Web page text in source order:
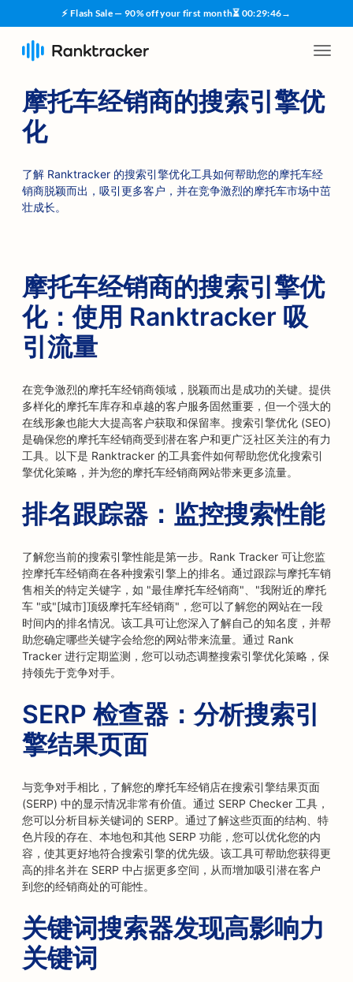
⚡ Flash Sale — 90% off your first month⏳ 00:29:45→
摩托车经销商的搜索引擎优
化
了解 Ranktracker 的搜索引擎优化工具如何帮助您的摩托车经
销商脱颖而出，吸引更多客户，并在竞争激烈的摩托车市场中茁
壮成长。
摩托车经销商的搜索引擎优
化：使用 Ranktracker 吸
引流量
在竞争激烈的摩托车经销商领域，脱颖而出是成功的关键。提供
多样化的摩托车库存和卓越的客户服务固然重要，但一个强大的
在线形象也能大大提高客户获取和保留率。搜索引擎优化 (SEO)
是确保您的摩托车经销商受到潜在客户和更广泛社区关注的有力
工具。以下是 Ranktracker 的工具套件如何帮助您优化搜索引
擎优化策略，并为您的摩托车经销商网站带来更多流量。
排名跟踪器：监控搜索性能
了解您当前的搜索引擎性能是第一步。Rank Tracker 可让您监
控摩托车经销商在各种搜索引擎上的排名。通过跟踪与摩托车销
售相关的特定关键字，如 "最佳摩托车经销商"、"我附近的摩托
车 "或"[城市]顶级摩托车经销商"，您可以了解您的网站在一段
时间内的排名情况。该工具可让您深入了解自己的知名度，并帮
助您确定哪些关键字会给您的网站带来流量。通过 Rank
Tracker 进行定期监测，您可以动态调整搜索引擎优化策略，保
持领先于竞争对手。
SERP 检查器：分析搜索引
擎结果页面
与竞争对手相比，了解您的摩托车经销店在搜索引擎结果页面
(SERP) 中的显示情况非常有价值。通过 SERP Checker 工具，
您可以分析目标关键词的 SERP。通过了解这些页面的结构、特
色片段的存在、本地包和其他 SERP 功能，您可以优化您的内
容，使其更好地符合搜索引擎的优先级。该工具可帮助您获得更
高的排名并在 SERP 中占据更多空间，从而增加吸引潜在客户
到您的经销商处的可能性。
关键词搜索器发现高影响力
关键词